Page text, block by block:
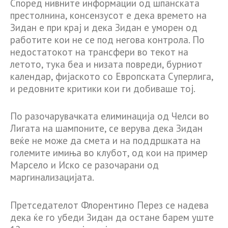
Според нивните информации од шпанската
престолнина, консензусот е дека времето на
Зидан е при крај и дека Зидан е уморен од
работите кои не се под негова контрола. По
недостатокот на трансфери во текот на
летото, тука беа и низата повреди, бурниот
календар, фијаското со Европската Суперлига,
и редовните критики кои ги добиваше тој.
По разочарувачката елиминација од Челси во
Лигата на шампоните, се верува дека Зидан
веќе не може да смета и на поддршката на
големите имиња во клубот, од кои на пример
Марсело и Иско се разочарани од
маргинализацијата.
Претседателот Флорентино Перез се надева
дека ќе го убеди Зидан да остане барем уште